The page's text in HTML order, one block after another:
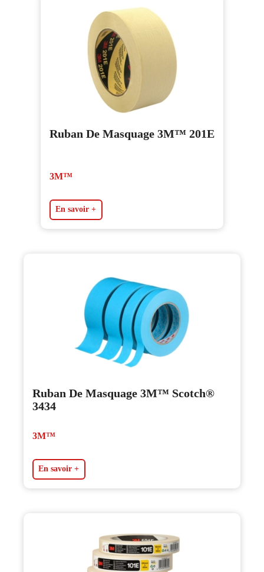
Ruban De Masquage 3M™ 201E
3M™
En savoir +
Ruban De Masquage 3M™ Scotch®
3434
3M™
En savoir +